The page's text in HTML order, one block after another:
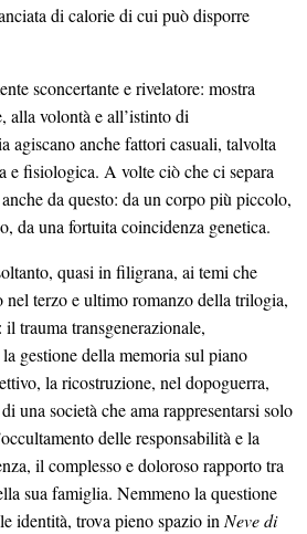
di calorie di cui può disporre
sconcertante e rivelatore: mostra
alla volontà e all’istinto di
agiscano anche fattori casuali, talvolta
e fisiologica. A volte ciò che ci separa
da questo: da un corpo più piccolo,
da una fortuita coincidenza genetica.
quasi in filigrana, ai temi che
nel terzo e ultimo romanzo della trilogia,
trauma transgenerazionale,
gestione della memoria sul piano
la ricostruzione, nel dopoguerra,
una società che ama rappresentarsi solo
delle responsabilità e la
il complesso e doloroso rapporto tra
sua famiglia. Nemmeno la questione
identità, trova pieno spazio in Neve di